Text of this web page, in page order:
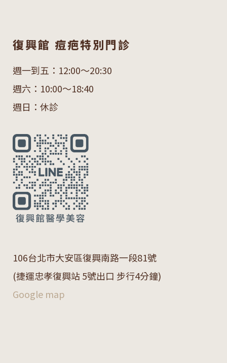
復興館 痘疤特別門診
週一到五：12:00～20:30
週六：10:00～18:40
週日：休診
106台北市大安區復興南路一段81號
(捷運忠孝復興站 5號出口 步行4分鐘)
Google map